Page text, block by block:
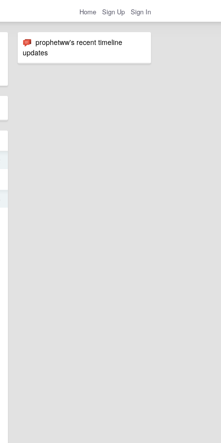
Home Sign Up Sign In
prophetww's recent timeline
updates